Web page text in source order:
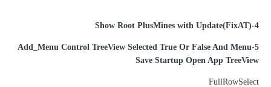
4-(FixAT)Show Root PlusMines with Update
5-Add_Menu Control TreeView Selected True Or False And Menu
Save Startup Open App TreeView
FullRowSelect